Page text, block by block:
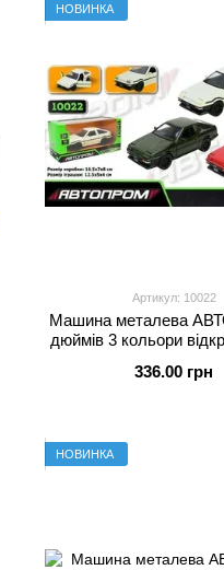
НОВИНКА
Артикул: 10022
Машина металева
дюймів 3 кольори
336.00 грн
НОВИНКА